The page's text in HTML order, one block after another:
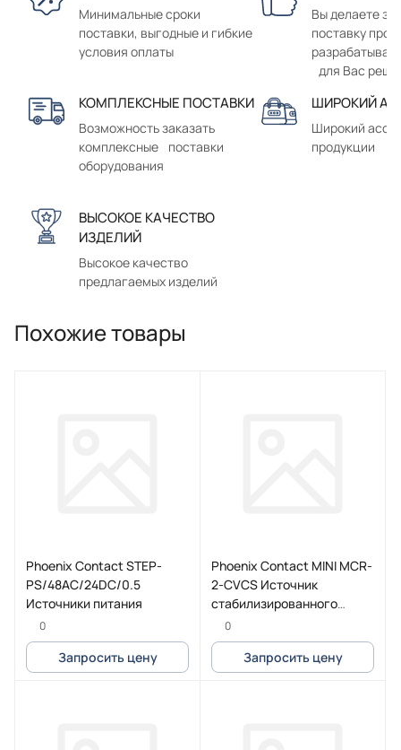
Минимальные сроки
поставки, выгодные и гибкие
условия оплаты
Вы делаете
поставку
для Вас
КОМПЛЕКСНЫЕ ПОСТАВКИ
Возможность заказать
комплексные поставки
оборудования
ШИРОКИЙ
Широкий
продукции
ВЫСОКОЕ КАЧЕСТВО
ИЗДЕЛИЙ
Высокое качество
предлагаемых изделий
Похожие товары
Phoenix Contact STEP-
PS/48AC/24DC/0.5
Источники питания
0
Запросить цену
Phoenix Contact MINI MCR-
2-CVCS Источник
стабилизированного
напряжения
0
Запросить цену